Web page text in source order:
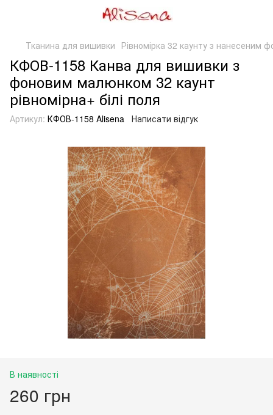
Тканина для вишивки Рівномірка 32 каунту з нанесеним
КФОВ-1158 Канва для вишивки з
фоновим малюнком 32 каунт
рівномірна+ білі поля
Артикул: КФОВ-1158 Alisena Написати відгук
В наявності
260 грн